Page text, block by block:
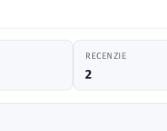
RECENZIE
2